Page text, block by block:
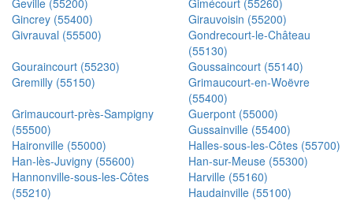
Geville (55200)
Gimécourt (55260)
Gincrey (55400)
Girauvoisin (55200)
Givrauval (55500)
Gondrecourt-le-Château
(55130)
Gouraincourt (55230)
Goussaincourt (55140)
Gremilly (55150)
Grimaucourt-en-Woëvre
(55400)
Grimaucourt-près-Sampigny
(55500)
Guerpont (55000)
Gussainville (55400)
Haironville (55000)
Halles-sous-les-Côtes (55700)
Han-lès-Juvigny (55600)
Han-sur-Meuse (55300)
Hannonville-sous-les-Côtes
(55210)
Harville (55160)
Haudainville (55100)